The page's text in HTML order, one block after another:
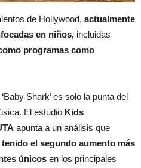
de Hollywood, actualmente
en niños, incluidas
programas como
Shark’ es solo la punta del
El estudio Kids
apunta a un análisis que
tenido el segundo aumento más
únicos en los principales